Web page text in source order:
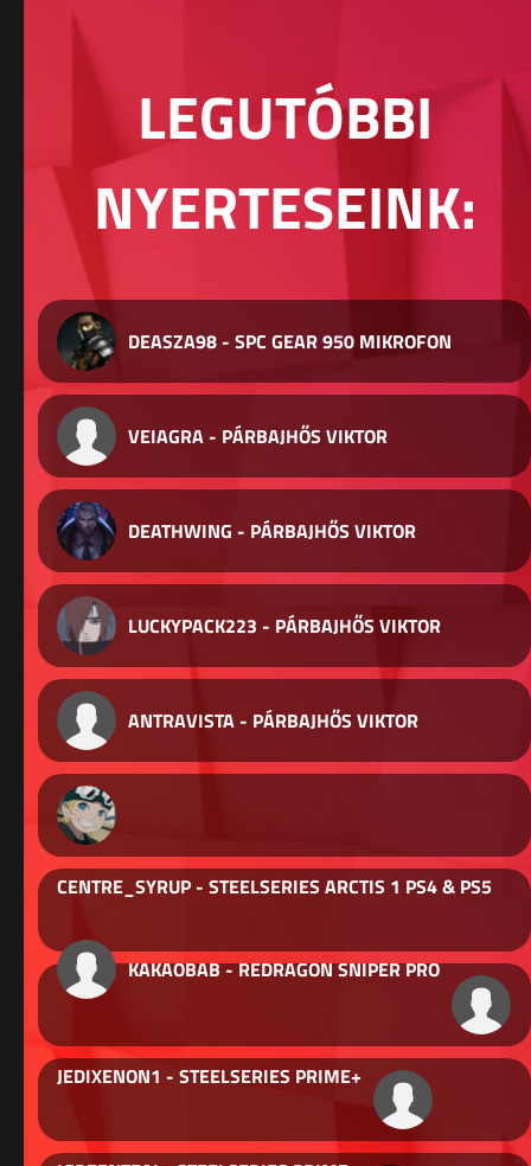
LEGUTÓBBI
NYERTESEINK:
DEASZA98 - SPC GEAR 950 MIKROFON
VEIAGRA - PÁRBAJHŐS VIKTOR
DEATHWING - PÁRBAJHŐS VIKTOR
LUCKYPACK223 - PÁRBAJHŐS VIKTOR
ANTRAVISTA - PÁRBAJHŐS VIKTOR
CENTRE_SYRUP - STEELSERIES ARCTIS 1 PS4 & PS5
KAKAOBAB - REDRAGON SNIPER PRO
JEDIXENON1 - STEELSERIES PRIME+